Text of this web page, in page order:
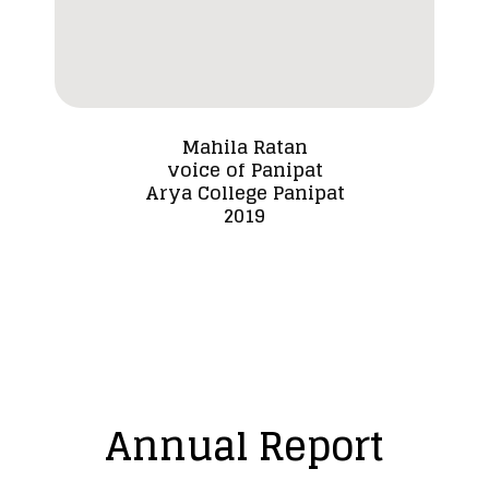
Mahila Ratan
voice of Panipat
Arya College Panipat
2019
Annual Report